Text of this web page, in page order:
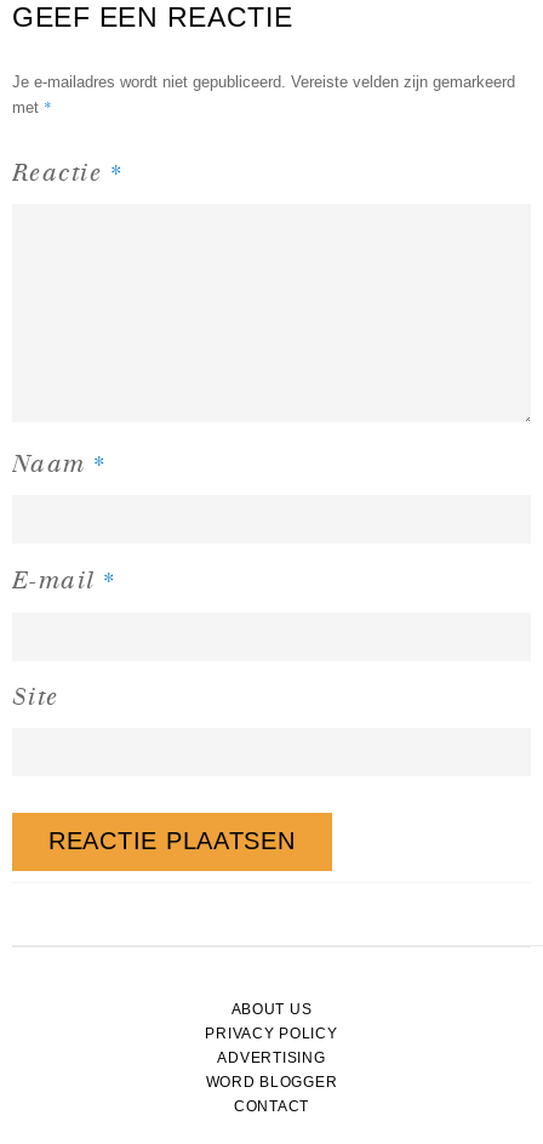
GEEF EEN REACTIE
Je e-mailadres wordt niet gepubliceerd. Vereiste velden zijn gemarkeerd
met *
Reactie *
Naam *
E-mail *
Site
ABOUT US
PRIVACY POLICY
ADVERTISING
WORD BLOGGER
CONTACT